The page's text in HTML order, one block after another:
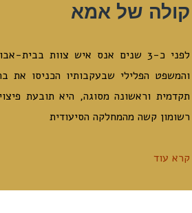
קולה של אמא
לפני כ-3 שנים אנס איש צוות
והמשפט הפלילי שבעקבותיו הכניסו
תקדמית וראשונה מסוגה, היא תובעת
רשומון קשה מהמחלקה הסיעודית
קרא עוד